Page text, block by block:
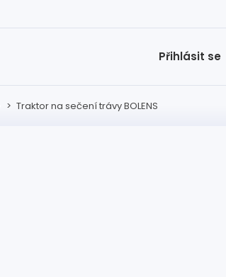
Přihlásit se
> Traktor na sečení trávy BOLENS